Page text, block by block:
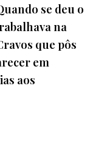
se deu o
na
que pôs
em
aos